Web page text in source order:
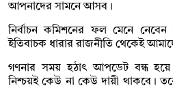
আপনাদের সামনে আসব।
নির্বাচন কমিশনের ফল মেনে
ইতিবাচক ধারার রাজনীতি থেকেই
গণনার সময় হঠাৎ আপডেট বন্ধ হয়ে
নিশ্চয়ই কেউ না কেউ দায়ী থাকবে।